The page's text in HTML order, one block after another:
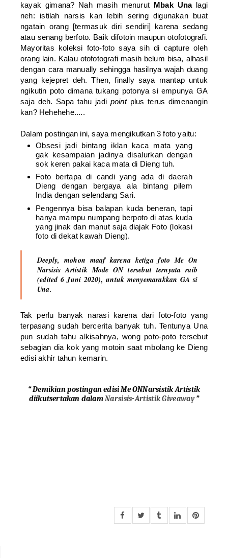
kayak gimana? Nah masih menurut Mbak Unalagi
neh: istilah narsis kan lebih sering digunakan buat
ngatain orang [termasuk diri sendiri] karena sedang
atau senang berfoto. Baik difotoin maupun otofotografi.
Mayoritas koleksi foto-foto saya sih di capture oleh
orang lain. Kalau otofotografi masih belum bisa, alhasil
dengan cara manually sehingga hasilnya wajah duang
yang kejepret deh. Then, finally saya mantap untuk
ngikutin poto dimana tukang potonya si empunya GA
saja deh. Sapa tahu jadi pointplus terus dimenangin
kan? Hehehehe.....
Dalam postingan ini, saya mengikutkan 3 foto yaitu:
Obsesi jadi bintang iklan kaca mata yang
gak kesampaian jadinya disalurkan dengan
sok keren pakai kaca mata di Dieng tuh.
Foto bertapa di candi yang ada di daerah
Dieng dengan bergaya ala bintang pilem
India dengan selendang Sari.
Pengennya bisa balapan kuda beneran, tapi
hanya mampu numpang berpoto di atas kuda
yang jinak dan manut saja diajak Foto (lokasi
foto di dekat kawah Dieng).
Deeply, mohon maaf karena ketiga foto Me On
Narsisis Artistik Mode ON tersebut ternyata raib
(edited 6 Juni 2020), untuk menyemarakkan GA si
Una.
Tak perlu banyak narasi karena dari foto-foto yang
terpasang sudah bercerita banyak tuh. Tentunya Una
pun sudah tahu alkisahnya, wong poto-poto tersebut
sebagian dia kok yang motoin saat mbolang ke Dieng
edisi akhir tahun kemarin.
“Demikianpostinganedisi Me ONNarsistik Artistik
diikutsertakan dalam Narsisis-Artistik Giveaway”